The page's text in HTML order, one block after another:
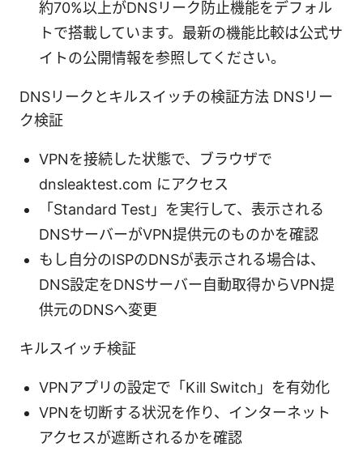
約70%以上がDNSリーク防止機能をデフォル
トで搭載しています。最新の機能比較は公式サ
イトの公開情報を参照してください。
DNSリークとキルスイッチの検証方法 DNSリー
ク検証
VPNを接続した状態で、ブラウザで
dnsleaktest.com にアクセス
「Standard Test」を実行して、表示される
DNSサーバーがVPN提供元のものかを確認
もし自分のISPのDNSが表示される場合は、
DNS設定をDNSサーバー自動取得からVPN提
供元のDNSへ変更
キルスイッチ検証
VPNアプリの設定で「Kill Switch」を有効化
VPNを切断する状況を作り、インターネット
アクセスが遮断されるかを確認